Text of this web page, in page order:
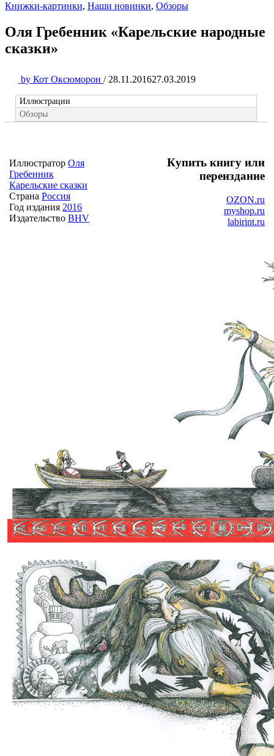
Книжки-картинки, Наши новинки, Обзоры
Оля Гребенник «Карельские народные
сказки»
by Кот Оксюморон / 28.11.201627.03.2019
Иллюстрации
Обзоры
Иллюстратор Оля
Гребенник
Карельские сказки
Страна Россия
Год издания 2016
Издательство BHV
Купить книгу или
переиздание
OZON.ru
myshop.ru
labirint.ru